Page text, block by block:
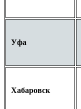
Уфа
Хабаровск